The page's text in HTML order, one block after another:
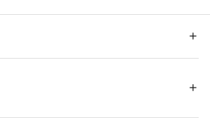
に対応したタンナーです。表面を軽く
長財布 プレゼント